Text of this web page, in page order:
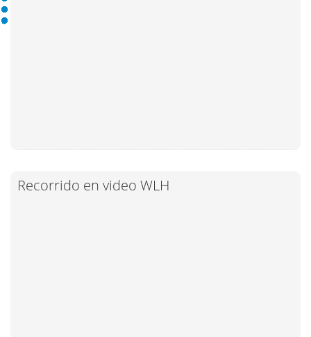
Recorrido en video WLH